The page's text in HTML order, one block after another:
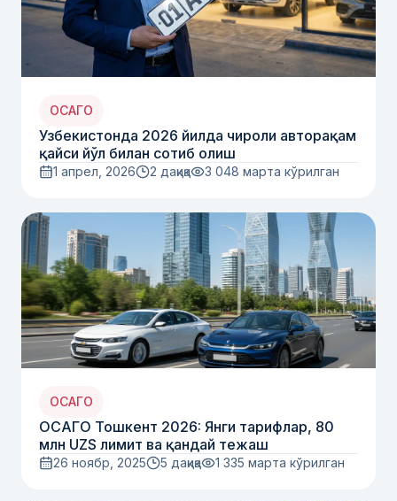
ОСАГО
Узбекистонда 2026 йилда чироли авторақам
қайси йўл билан сотиб олиш
1 апрел, 2026 2 дақиқа 3 048 марта кўрилган
ОСАГО
ОСАГО Тошкент 2026: Янги тарифлар, 80
млн UZS лимит ва қандай тежаш
26 ноябр, 2025 5 дақиқа 1 335 марта кўрилган